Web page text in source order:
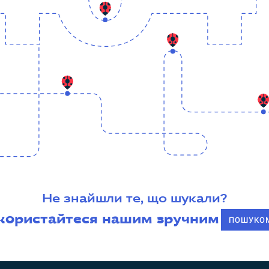
Не знайшли те, що шукали?
нашим зручним